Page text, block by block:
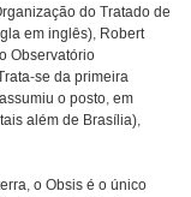
do Tratado de
em inglês), Robert
Observatório
se da primeira
o posto, em
além de Brasília),
o Obsis é o único